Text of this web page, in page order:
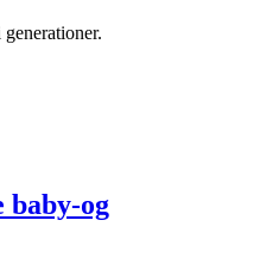
baby-og